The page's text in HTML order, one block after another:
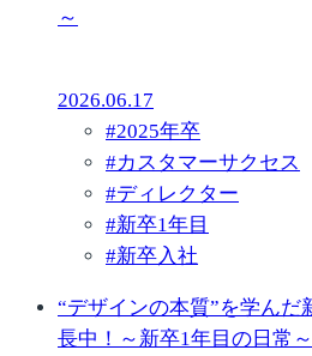
～
2026.06.17
#2025年卒
#カスタマーサクセス
#ディレクター
#新卒1年目
#新卒入社
“デザインの本質”を学んだ
長中！～新卒1年目の日常～